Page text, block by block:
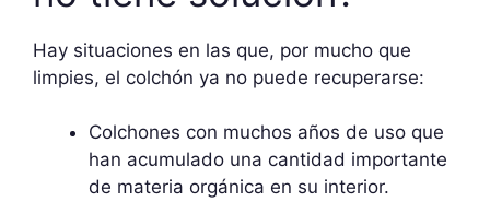
Hay situaciones en las que, por mucho que
limpies, el colchón ya no puede recuperarse:
Colchones con muchos años de uso que
han acumulado una cantidad importante
de materia orgánica en su interior.